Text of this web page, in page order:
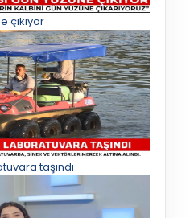
çıkıyor
taşındı